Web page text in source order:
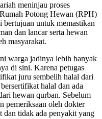
meninjau proses
Potong Hewan (RPH)
untuk memastikan
dan lancar serta hewan
masyarakat.
warga jadinya lebih banyak
di sini. Karena petugas
juru sembelih halal dari
halal dan ada
hewan qurban. Sebelum
pemeriksaan oleh dokter
dan tidak ada penyakit yang